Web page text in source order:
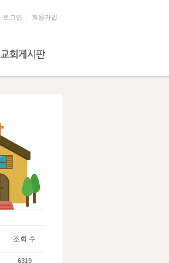
로그인 회원가입
조회 수
6319